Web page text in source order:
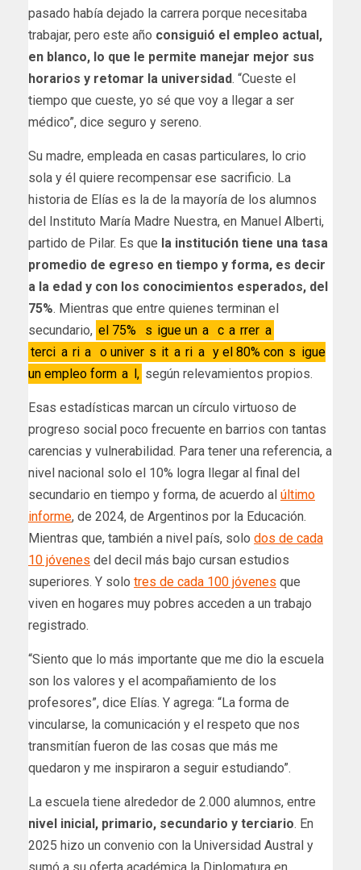
pasado había dejado la carrera porque necesitaba
trabajar, pero este año consiguió el empleo actual,
en blanco, lo que le permite manejar mejor sus
horarios y retomar la universidad. “Cueste el
tiempo que cueste, yo sé que voy a llegar a ser
médico”, dice seguro y sereno.
Su madre, empleada en casas particulares, lo crio
sola y él quiere recompensar ese sacrificio. La
historia de Elías es la de la mayoría de los alumnos
del Instituto María Madre Nuestra, en Manuel Alberti,
partido de Pilar. Es que la institución tiene una tasa
promedio de egreso en tiempo y forma, es decir
a la edad y con los conocimientos esperados, del
75%. Mientras que entre quienes terminan el
secundario, el 75% s igue un a c a rrer a
terci a ri a o univer s it a ri a y el 80% con s igue
un empleo form a l, según relevamientos propios.
Esas estadísticas marcan un círculo virtuoso de
progreso social poco frecuente en barrios con tantas
carencias y vulnerabilidad. Para tener una referencia, a
nivel nacional solo el 10% logra llegar al final del
secundario en tiempo y forma, de acuerdo al último
informe, de 2024, de Argentinos por la Educación.
Mientras que, también a nivel país, solo dos de cada
10 jóvenes del decil más bajo cursan estudios
superiores. Y solo tres de cada 100 jóvenes que
viven en hogares muy pobres acceden a un trabajo
registrado.
“Siento que lo más importante que me dio la escuela
son los valores y el acompañamiento de los
profesores”, dice Elías. Y agrega: “La forma de
vincularse, la comunicación y el respeto que nos
transmitían fueron de las cosas que más me
quedaron y me inspiraron a seguir estudiando”.
La escuela tiene alrededor de 2.000 alumnos, entre
nivel inicial, primario, secundario y terciario. En
2025 hizo un convenio con la Universidad Austral y